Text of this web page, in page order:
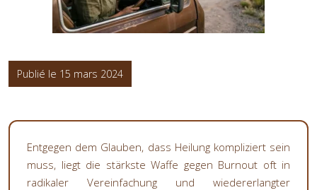
Publié le 15 mars 2024
Entgegen dem Glauben, dass Heilung kompliziert sein
muss, liegt die stärkste Waffe gegen Burnout oft in
radikaler Vereinfachung und wiedererlangter